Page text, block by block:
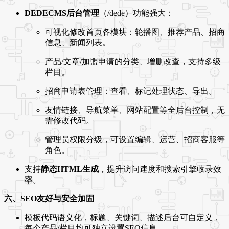
DEDECMS后台管理 （/dede）功能强大：
可视化修改首页各模块：轮播图、推荐产品、招商
信息、新闻列表。
产品/文章/加盟申请的分类、增删改查，支持多级
栏目。
招商申请表管理：查看、标记处理状态、导出。
友情链接、导航菜单、网站配置等全后台控制，无
需修改代码。
管理员权限分级，可设置编辑、运营、招商客服等
角色。
支持静态HTML生成，提升访问速度和搜索引擎收录效
率。
六、SEO友好与安全加固
模板代码语义化，标题、关键词、描述后台可自定义，